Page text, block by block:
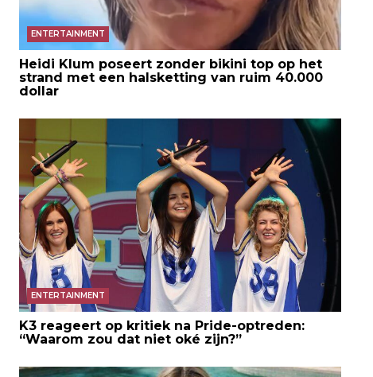
ENTERTAINMENT
Heidi Klum poseert zonder bikini top op het
strand met een halsketting van ruim 40.000
dollar
ENTERTAINMENT
K3 reageert op kritiek na Pride-optreden:
“Waarom zou dat niet oké zijn?”